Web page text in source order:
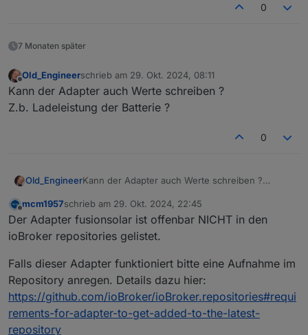
0
7 Monaten später
Offline
Old_Engineerschrieb am 29. Okt. 2024, 08:11
zuletzt editiert von
Kann der Adapter auch Werte schreiben ?
Z.b. Ladeleistung der Batterie ?
0
Old_EngineerKann der Adapter auch Werte schreiben ?
Offline
mcm1957schrieb am 29. Okt. 2024, 22:45
zuletzt editiert von
Der Adapter fusionsolar ist offenbar NICHT in den
ioBroker repositories gelistet.
Falls dieser Adapter funktioniert bitte eine Aufnahme im
Repository anregen. Details dazu hier:
https://github.com/ioBroker/ioBroker.repositories#requi
rements-for-adapter-to-get-added-to-the-latest-
repository